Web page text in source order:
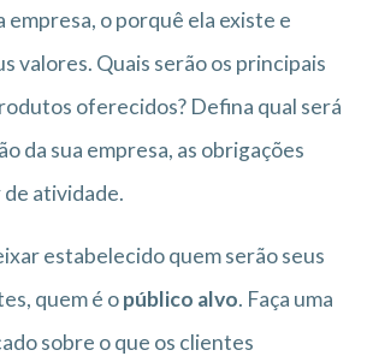
empresa, o porquê ela existe e
valores. Quais serão os principais
oferecidos? Defina qual será
da sua empresa, as obrigações
atividade.
estabelecido quem serão seus
quem é opúblico alvo. Faça uma
sobre o que os clientes